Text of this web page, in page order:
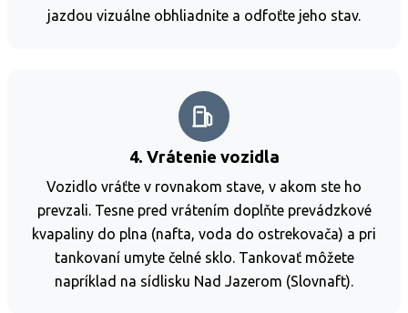
jazdou vizuálne obhliadnite a odfoťte jeho stav.
4. Vrátenie vozidla
Vozidlo vráťte v rovnakom stave, v akom ste ho
prevzali. Tesne pred vrátením doplňte prevádzkové
kvapaliny do plna (nafta, voda do ostrekovača) a pri
tankovaní umyte čelné sklo. Tankovať môžete
napríklad na sídlisku Nad Jazerom (Slovnaft).